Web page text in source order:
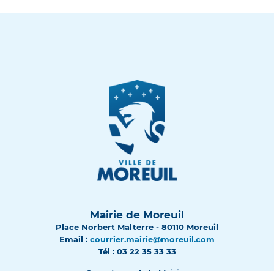
Mairie de Moreuil
Place Norbert Malterre - 80110 Moreuil
Email : courrier.mairie@moreuil.com
Tél : 03 22 35 33 33